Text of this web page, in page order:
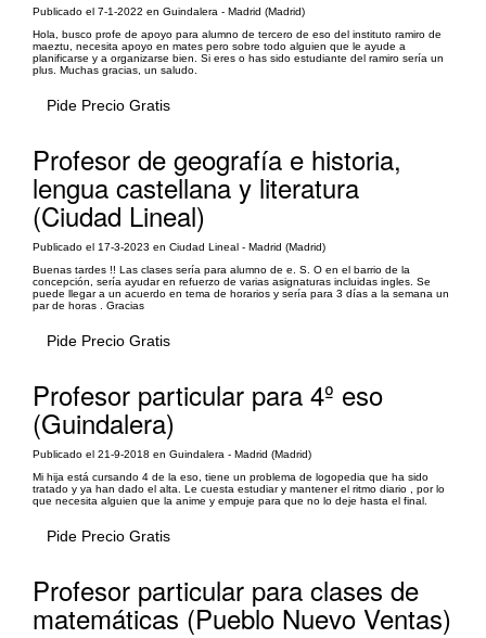
Publicado el 7-1-2022 en Guindalera - Madrid (Madrid)
Hola, busco profe de apoyo para alumno de tercero de eso del instituto ramiro de
maeztu, necesita apoyo en mates pero sobre todo alguien que le ayude a
planificarse y a organizarse bien. Si eres o has sido estudiante del ramiro sería un
plus. Muchas gracias, un saludo.
Pide Precio Gratis
Profesor de geografía e historia,
lengua castellana y literatura
(Ciudad Lineal)
Publicado el 17-3-2023 en Ciudad Lineal - Madrid (Madrid)
Buenas tardes !! Las clases sería para alumno de e. S. O en el barrio de la
concepción, sería ayudar en refuerzo de varias asignaturas incluidas ingles. Se
puede llegar a un acuerdo en tema de horarios y sería para 3 días a la semana un
par de horas . Gracias
Pide Precio Gratis
Profesor particular para 4º eso
(Guindalera)
Publicado el 21-9-2018 en Guindalera - Madrid (Madrid)
Mi hija está cursando 4 de la eso, tiene un problema de logopedia que ha sido
tratado y ya han dado el alta. Le cuesta estudiar y mantener el ritmo diario , por lo
que necesita alguien que la anime y empuje para que no lo deje hasta el final.
Pide Precio Gratis
Profesor particular para clases de
matemáticas (Pueblo Nuevo Ventas)